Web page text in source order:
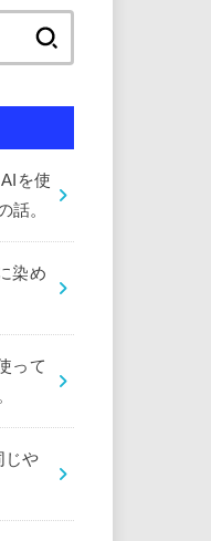
を使
話。
染め
って
じや